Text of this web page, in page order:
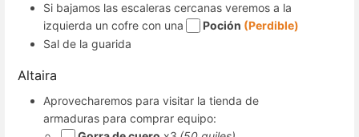
Si bajamos las escaleras cercanas veremos a la
izquierda un cofre con una
Poción (Perdible)
Sal de la guarida
Altaira
Aprovecharemos para visitar la tienda de
armaduras para comprar equipo: